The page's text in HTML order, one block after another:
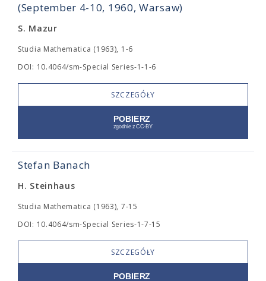
(September 4-10, 1960, Warsaw)
S. Mazur
Studia Mathematica (1963), 1-6
DOI: 10.4064/sm-Special Series-1-1-6
SZCZEGÓŁY
Stefan Banach
H. Steinhaus
Studia Mathematica (1963), 7-15
DOI: 10.4064/sm-Special Series-1-7-15
SZCZEGÓŁY